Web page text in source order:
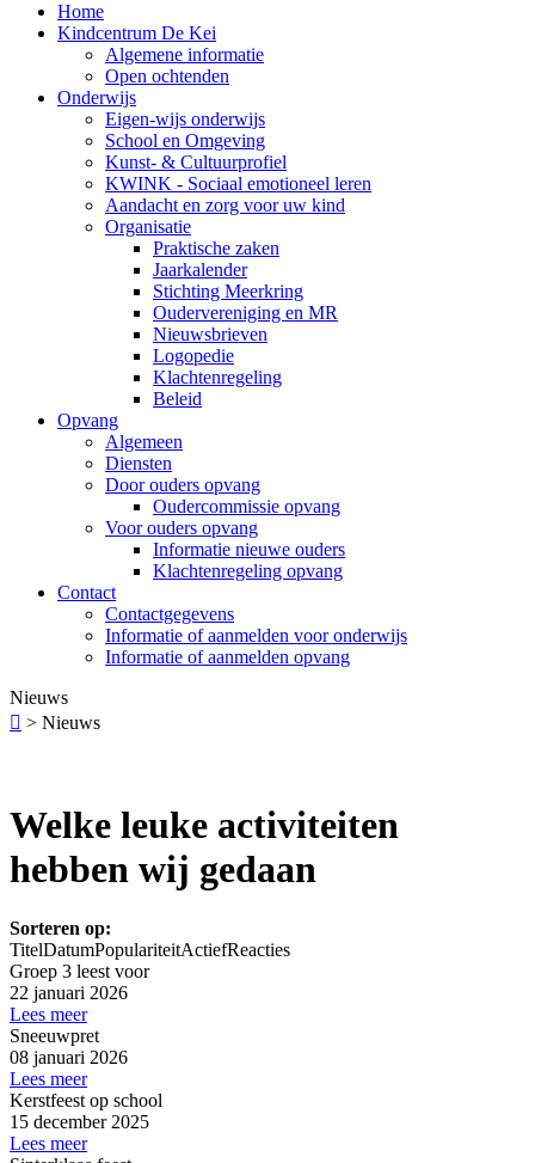
Home
Kindcentrum De Kei
Algemene informatie
Open ochtenden
Onderwijs
Eigen-wijs onderwijs
School en Omgeving
Kunst- & Cultuurprofiel
KWINK - Sociaal emotioneel leren
Aandacht en zorg voor uw kind
Organisatie
Praktische zaken
Jaarkalender
Stichting Meerkring
Oudervereniging en MR
Nieuwsbrieven
Logopedie
Klachtenregeling
Beleid
Opvang
Algemeen
Diensten
Door ouders opvang
Oudercommissie opvang
Voor ouders opvang
Informatie nieuwe ouders
Klachtenregeling opvang
Contact
Contactgegevens
Informatie of aanmelden voor onderwijs
Informatie of aanmelden opvang
Nieuws
 > Nieuws
Welke leuke activiteiten
hebben wij gedaan
Sorteren op:
TitelDatumPopulariteitActiefReacties
Groep 3 leest voor
22 januari 2026
Lees meer
Sneeuwpret
08 januari 2026
Lees meer
Kerstfeest op school
15 december 2025
Lees meer